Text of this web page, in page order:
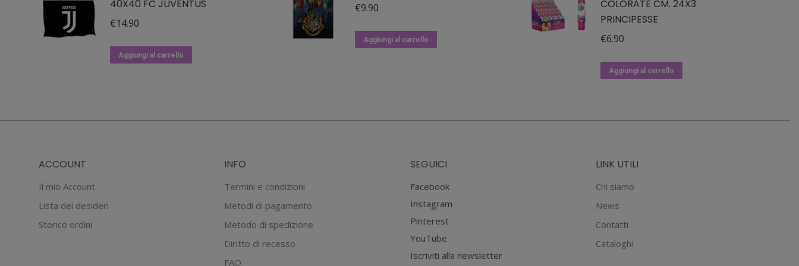
40X40 FC JUVENTUS
€14.90
Aggiungi al carrello
€9.90
Aggiungi al carrello
COLORATE CM. 24X3
PRINCIPESSE
€6.90
Aggiungi al carrello
ACCOUNT
Il mio Account
Lista dei desideri
Storico ordini
INFO
Termini e condizioni
Metodi di pagamento
Metodo di spedizione
Diritto di recesso
FAQ
SEGUICI
Facebook
Instagram
Pinterest
YouTube
Iscriviti alla newsletter
LINK UTILI
Chi siamo
News
Contatti
Cataloghi